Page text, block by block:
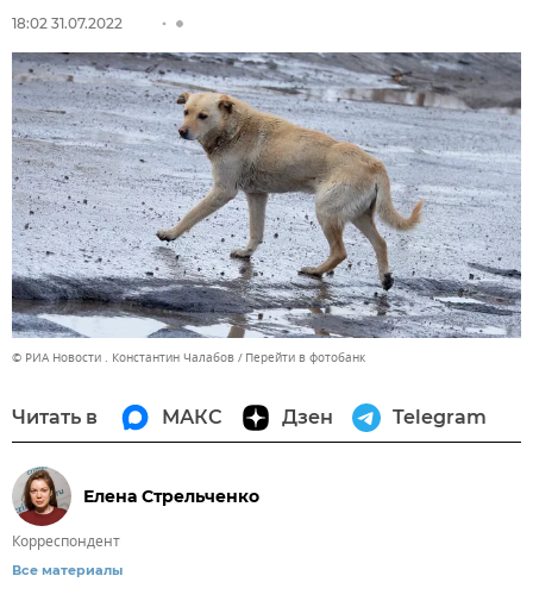
18:02 31.07.2022
© РИА Новости . Константин Чалабов Перейти в фотобанк
Читать в МАКС Дзен Telegram
Елена Стрельченко
Корреспондент
Все материалы